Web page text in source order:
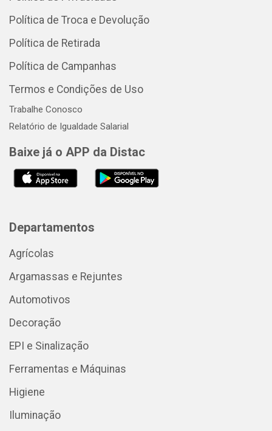
Política de Troca e Devolução
Política de Retirada
Política de Campanhas
Termos e Condições de Uso
Trabalhe Conosco
Relatório de Igualdade Salarial
Baixe já o APP da Distac
Departamentos
Agrícolas
Argamassas e Rejuntes
Automotivos
Decoração
EPI e Sinalização
Ferramentas e Máquinas
Higiene
Iluminação